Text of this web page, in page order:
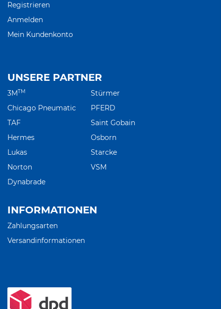
Registrieren
Anmelden
Mein Kundenkonto
UNSERE PARTNER
3MTM
Chicago Pneumatic
TAF
Hermes
Lukas
Norton
Dynabrade
Stürmer
PFERD
Saint Gobain
Osborn
Starcke
VSM
INFORMATIONEN
Zahlungsarten
Versandinformationen